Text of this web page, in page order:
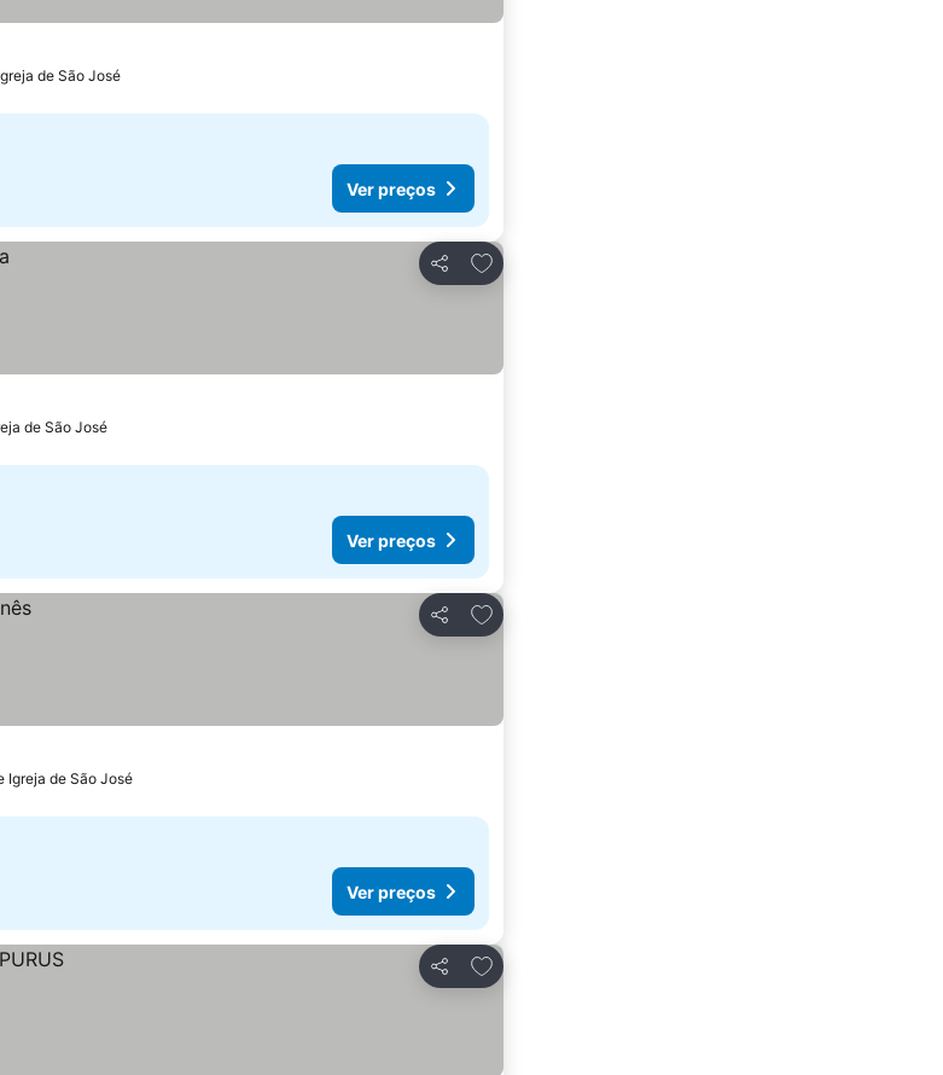
de São José
Ver preços
Partilhar
Adicionar aos favoritos
de São José
Ver preços
Partilhar
Adicionar aos favoritos
Igreja de São José
Ver preços
Partilhar
Adicionar aos favoritos